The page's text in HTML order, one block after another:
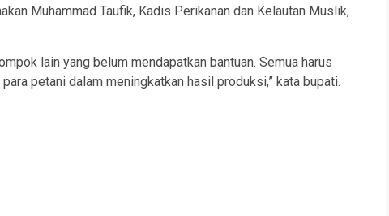
Muhammad Taufik, Kadis Perikanan dan Kelautan Muslik,
lain yang belum mendapatkan bantuan. Semua harus
petani dalam meningkatkan hasil produksi,” kata bupati.